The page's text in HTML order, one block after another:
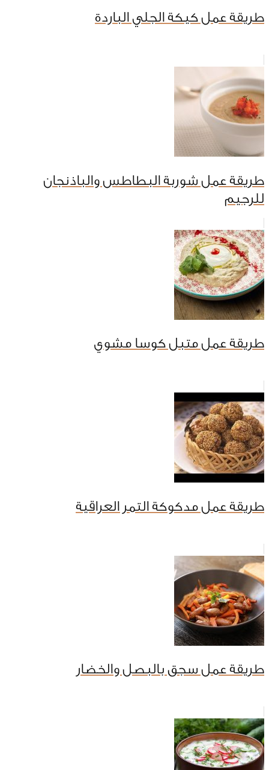
طريقة عمل كيكة الجلي الباردة
طريقة عمل شوربة البطاطس والباذنجان
للرجيم
طريقة عمل متبل كوسا مشوي
طريقة عمل مدكوكة التمر العراقية
طريقة عمل سجق بالبصل والخضار